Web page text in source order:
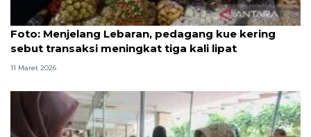
Foto
Foto: Menjelang Lebaran, pedagang kue kering
sebut transaksi meningkat tiga kali lipat
11 Maret 2026